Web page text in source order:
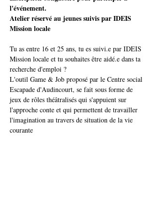
l'événement.
Atelier réservé au jeunes suivis par IDEIS
Mission locale
Tu as entre 16 et 25 ans, tu es suivi.e par IDEIS
Mission locale et tu souhaites être aidé.e dans ta
recherche d'emploi ?
L'outil Game & Job proposé par le Centre social
Escapade d'Audincourt, se fait sous forme de
jeux de rôles théâtralisés qui s'appuient sur
l'approche conte et qui permettent de travailler
l'imagination au travers de situation de la vie
courante